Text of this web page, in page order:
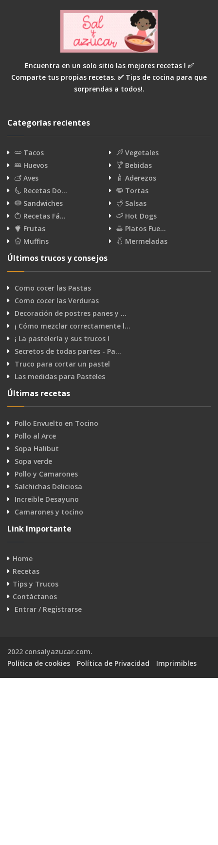
Encuentra en un solo sitio las mejores recetas ! ✅
Comparte tus propias recetas. ✅ Tips de cocina para que
sorprendas a todos!.
Categorías recientes
Tacos
Vegetales
Huevos
Bebidas
Aves
Aderezos
Recetas Do…
Tortas
Sandwiches
Salsas
Recetas Fá…
Hot Dogs
Frutas
Platos Fue…
Muffins
Mermeladas
Últimos trucos y consejos
Como cocer las Pastas
Como cocer las Verduras
Decoración de postres panes y …
¡ Cómo mezclar correctamente l…
¡ La pastelería y sus trucos !
Secretos de todas partes - Pa…
Truco para cortar un pastel
Las medidas para Pasteles
Últimas recetas
Pollo Envuelto en Tocino
Pollo al Arce
Sopa Halibut
Sopa verde
Pollo y Camarones
Salchichas Deliciosa
Increible Desayuno
Camarones y tocino
Link Importante
Home
Recetas
Tips y Trucos
Contáctanos
Entrar / Registrarse
2022 consalyazucar.com.
Política de cookies
Política de Privacidad Imprimibles